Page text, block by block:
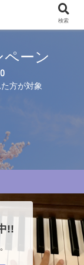
ーン
方が対象
!!
検索